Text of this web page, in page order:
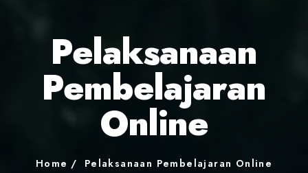
Pelaksanaan
Pembelajaran
Online
Home Pelaksanaan Pembelajaran Online